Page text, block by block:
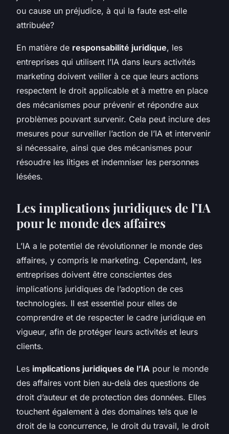
ou cause un préjudice, à qui la faute est-elle
attribuée?
En matière de responsabilité juridique, les
entreprises qui utilisent l’IA dans leurs activités
marketing doivent veiller à ce que leurs actions
respectent le droit applicable et à mettre en place
des mécanismes pour prévenir et répondre aux
problèmes pouvant survenir. Cela peut inclure des
mesures pour surveiller l’action de l’IA et intervenir
si nécessaire, ainsi que des mécanismes pour
résoudre les litiges et indemniser les personnes
lésées.
Les implications juridiques de l’IA
pour le monde des affaires
L’IA a le potentiel de révolutionner le monde des
affaires, y compris le marketing. Cependant, les
entreprises doivent être conscientes des
implications juridiques de l’adoption de ces
technologies. Il est essentiel pour elles de
comprendre et de respecter le cadre juridique en
vigueur, afin de protéger leurs activités et leurs
clients.
Les implications juridiques de l’IA pour le monde
des affaires vont bien au-delà des questions de
droit d’auteur et de protection des données. Elles
touchent également à des domaines tels que le
droit de la concurrence, le droit du travail, le droit